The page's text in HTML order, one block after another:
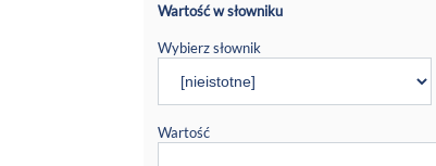
Wartość w słowniku
Wybierz słownik
Wartość